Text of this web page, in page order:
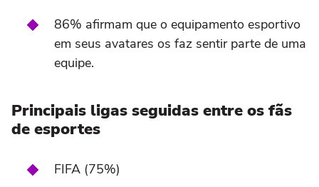
86% afirmam que o equipamento esportivo
em seus avatares os faz sentir parte de uma
equipe.
Principais ligas seguidas entre os fãs
de esportes
FIFA (75%)